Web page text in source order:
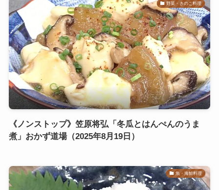
野菜・きのこ料理
《ノンストップ》笠原将弘「冬瓜とはんぺんのうま
煮」おかず道場（2025年8月19日）
魚・海鮮料理